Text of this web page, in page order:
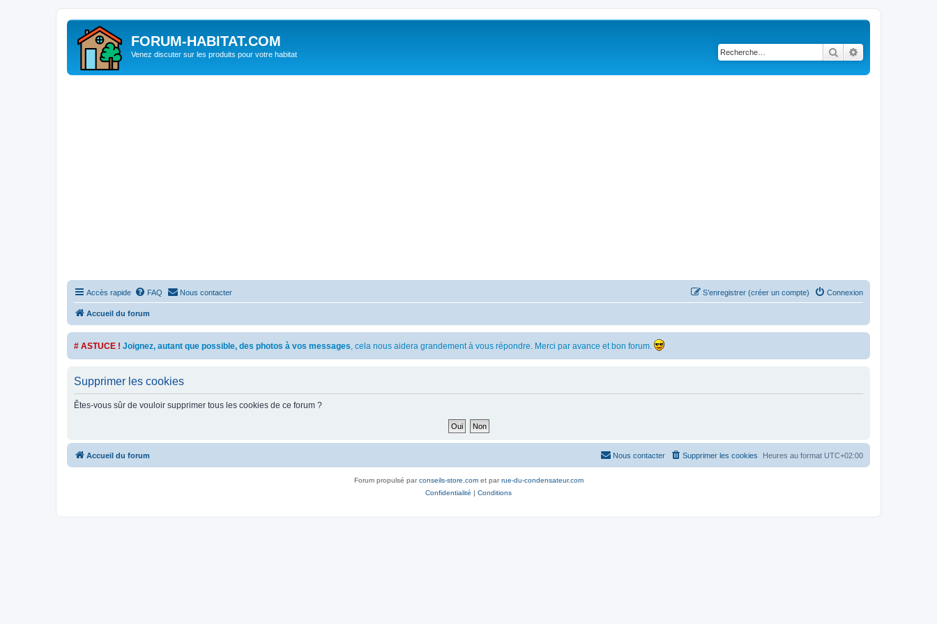
FORUM-HABITAT.COM
Venez discuter sur les produits pour votre habitat Rechercher
Accès rapide FAQ Nous contacter Connexion
S’enregistrer (créer un compte)
Accueil du forum
# ASTUCE ! Joignez, autant que possible, des photos à vos messages, cela nous aidera grandement à vous répondre. Merci par avance et bon forum.
Supprimer les cookies
Êtes-vous sûr de vouloir supprimer tous les cookies de ce forum ?
Accueil du forum Heures au format UTC+02:00
Supprimer les cookies
Nous contacter
Forum propulsé parconseils-store.comet parrue-du-condensateur.com
Confidentialité | Conditions